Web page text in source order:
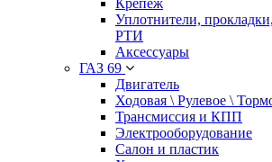
Уплотнители,
РТИ
Аксессуары
ГАЗ 69
Двигатель
Ходовая \ Рулевое \
Трансмиссия и КПП
Электрооборудование
Салон и пластик